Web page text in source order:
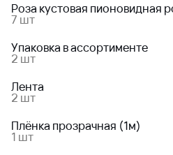
Роза кустовая пионовидная
7 шт
Упаковка в ассортименте
2 шт
Лента
2 шт
Плёнка прозрачная (1м)
1 шт